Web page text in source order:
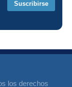
los derechos